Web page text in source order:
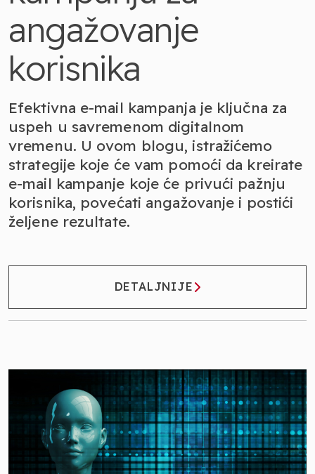
angažovanje
korisnika
Efektivna e-mail kampanja je ključna za
uspeh u savremenom digitalnom
vremenu. U ovom blogu, istražićemo
strategije koje će vam pomoći da kreirate
e-mail kampanje koje će privući pažnju
korisnika, povećati angažovanje i postići
željene rezultate.
DETALJNIJE